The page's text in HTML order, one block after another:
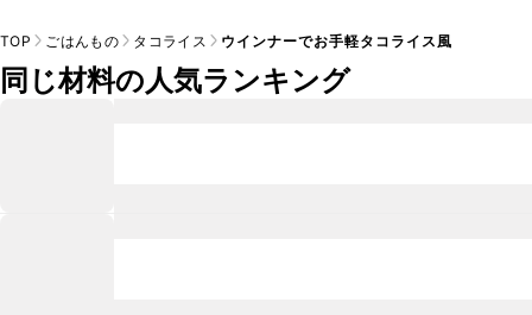
TOP ごはんもの タコライス ウインナーでお手軽タコライス風
同じ材料の人気ランキング